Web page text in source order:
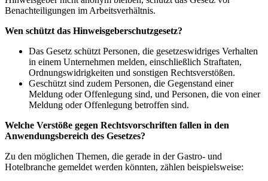
Benachteiligungen im Arbeitsverhältnis.
Wen schützt das Hinweisgeberschutzgesetz?
Das Gesetz schützt Personen, die gesetzeswidriges Verhalten
in einem Unternehmen melden, einschließlich Straftaten,
Ordnungswidrigkeiten und sonstigen Rechtsverstößen.
Geschützt sind zudem Personen, die Gegenstand einer
Meldung oder Offenlegung sind, und Personen, die von einer
Meldung oder Offenlegung betroffen sind.
Welche Verstöße gegen Rechtsvorschriften fallen in den
Anwendungsbereich des Gesetzes?
Zu den möglichen Themen, die gerade in der Gastro- und
Hotelbranche gemeldet werden könnten, zählen beispielsweise: